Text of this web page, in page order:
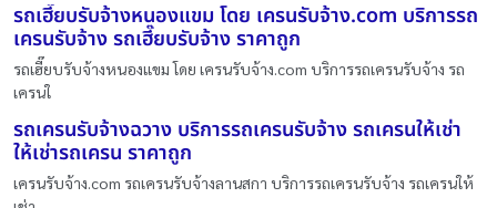
รถเฮี๊ยบรับจ้างหนองแขม โดย เครนรับจ้าง.com บริการรถ
เครนรับจ้าง รถเฮี๊ยบรับจ้าง ราคาถูก
รถเฮี๊ยบรับจ้างหนองแขม โดย เครนรับจ้าง.com บริการรถเครนรับจ้าง รถ
เครนใ
รถเครนรับจ้างฉวาง บริการรถเครนรับจ้าง รถเครนให้เช่า
ให้เช่ารถเครน ราคาถูก
เครนรับจ้าง.com รถเครนรับจ้างลานสกา บริการรถเครนรับจ้าง รถเครนให้